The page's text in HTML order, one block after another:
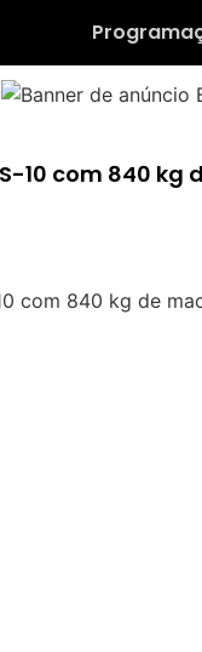
10 com 840 kg